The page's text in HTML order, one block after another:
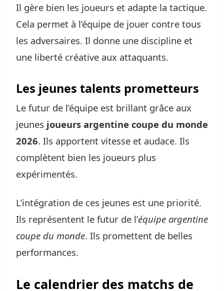
Il gère bien les joueurs et adapte la tactique.
Cela permet à l’équipe de jouer contre tous
les adversaires. Il donne une discipline et
une liberté créative aux attaquants.
Les jeunes talents prometteurs
Le futur de l’équipe est brillant grâce aux
jeunes joueurs argentine coupe du monde
2026. Ils apportent vitesse et audace. Ils
complètent bien les joueurs plus
expérimentés.
L’intégration de ces jeunes est une priorité.
Ils représentent le futur de l’équipe argentine
coupe du monde. Ils promettent de belles
performances.
Le calendrier des matchs de